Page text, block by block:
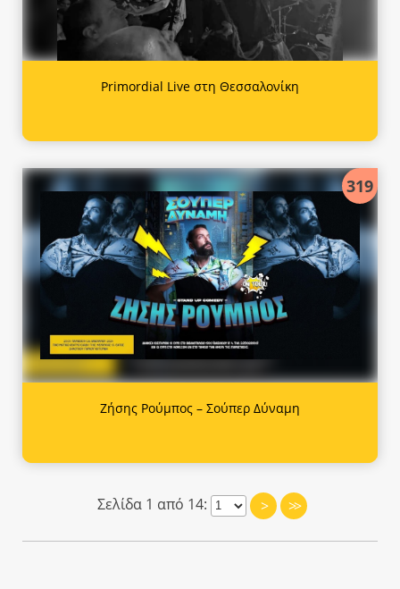
Primordial Live στη Θεσσαλονίκη
319
Ζήσης Ρούμπος – Σούπερ Δύναμη
Σελίδα 1 από 14: > >>